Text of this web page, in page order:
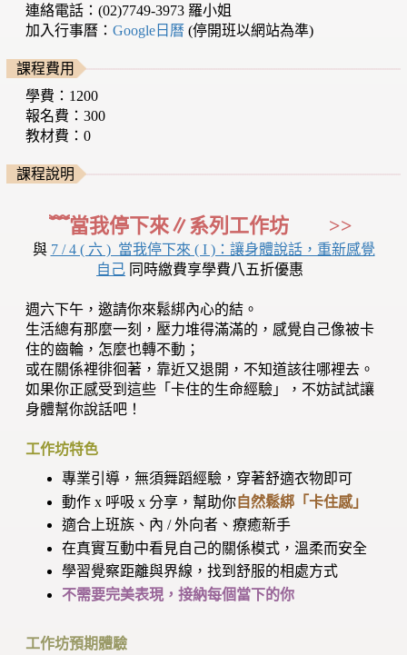
連絡電話：(02)7749-3973 羅小姐
加入行事曆：Google日曆(停開班以網站為準)
課程費用
學費：1200
報名費：300
教材費：0
課程說明
﹌當我停下來∥系列工作坊 >>
與 7 / 4 ( 六 ) 當我停下來 ( I )：讓身體說話，重新感覺
自己 同時繳費享學費八五折優惠
週六下午，邀請你來鬆綁內心的結。
生活總有那麼一刻，壓力堆得滿滿的，感覺自己像被卡
住的齒輪，怎麼也轉不動；
或在關係裡徘徊著，靠近又退開，不知道該往哪裡去。
如果你正感受到這些「卡住的生命經驗」，不妨試試讓
身體幫你說話吧！
工作坊特色
專業引導，無須舞蹈經驗，穿著舒適衣物即可
動作 x 呼吸 x 分享，幫助你自然鬆綁「卡住感」
適合上班族、內 / 外向者、療癒新手
在真實互動中看見自己的關係模式，溫柔而安全
學習覺察距離與界線，找到舒服的相處方式
不需要完美表現，接納每個當下的你
工作坊預期體驗